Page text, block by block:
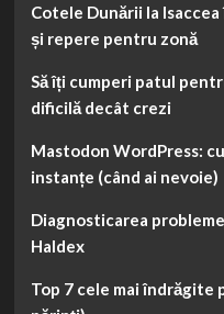
Cotele Dunării la
și repere pentru zonă
Să îți cumperi patul
dificilă decât crezi
Mastodon WordPress:
instanțe (când ai nevoie)
Diagnosticarea
Haldex
Top 7 cele mai îndrăgite